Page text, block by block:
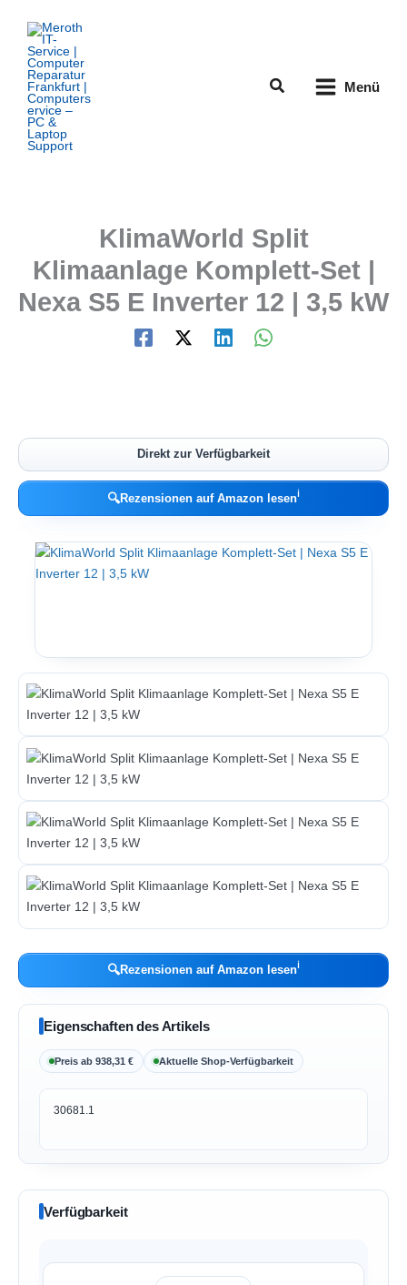
Inhalt
springen
Suchen Menü
KlimaWorld Split
Klimaanlage Komplett-Set |
Nexa S5 E Inverter 12 | 3,5 kW
Direkt zur Verfügbarkeit
🔍Rezensionen auf Amazon lesenℹ︎
🔍Rezensionen auf Amazon lesenℹ︎
Eigenschaften des Artikels
Preis ab 938,31 € Aktuelle Shop-Verfügbarkeit
30681.1
Verfügbarkeit